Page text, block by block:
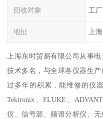
回收对象 工
地扯 上海
上海东时贸易有限公司从事
技术多名，与全球各仪器生
过多年的积累，能维修的仪器
Tektronix、FLUKE、
仪、信号源、频谱分析仪、